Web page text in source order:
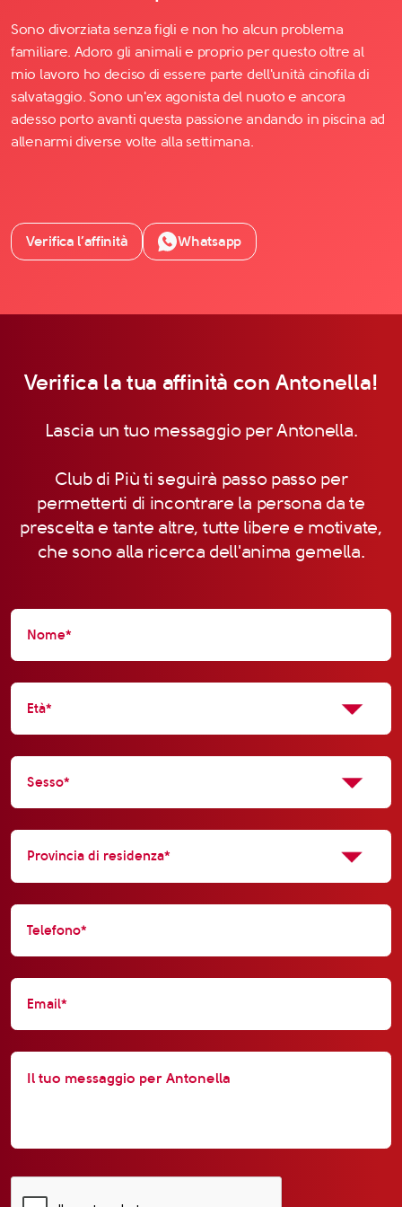
Sono divorziata senza figli e non ho alcun problema
familiare. Adoro gli animali e proprio per questo oltre al
mio lavoro ho deciso di essere parte dell'unità cinofila di
salvataggio. Sono un'ex agonista del nuoto e ancora
adesso porto avanti questa passione andando in piscina ad
allenarmi diverse volte alla settimana.
Verifica l’affinità Whatsapp
Verifica la tua affinità con Antonella!
Lascia un tuo messaggio per Antonella.
Club di Più ti seguirà passo passo per
permetterti di incontrare la persona da te
prescelta e tante altre, tutte libere e motivate,
che sono alla ricerca dell'anima gemella.